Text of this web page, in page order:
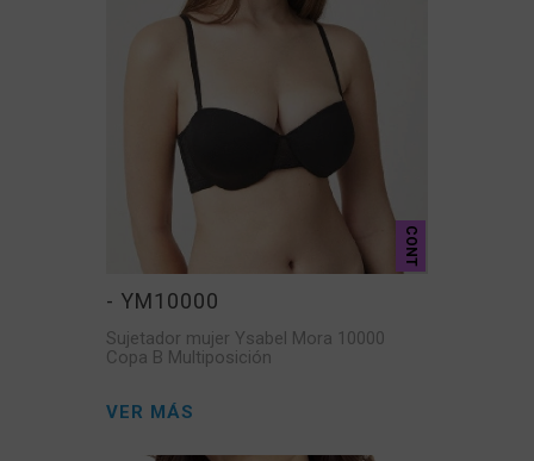
CONT
- YM10000
Sujetador mujer Ysabel Mora 10000
Copa B Multiposición
VER MÁS